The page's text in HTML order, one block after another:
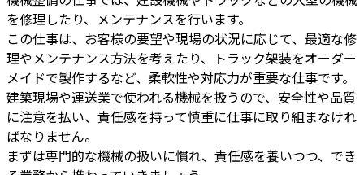
を修理したり、メンテナンスを行います。
この仕事は、お客様の要望や現場の状況に応じて、最適な修
理やメンテナンス方法を考えたり、トラック架装をオーダー
メイドで製作するなど、柔軟性や対応力が重要な仕事です。
建築現場や運送業で使われる機械を扱うので、安全性や品質
に注意を払い、責任感を持って慎重に仕事に取り組まなけれ
ばなりません。
まずは専門的な機械の扱いに慣れ、責任感を養いつつ、でき